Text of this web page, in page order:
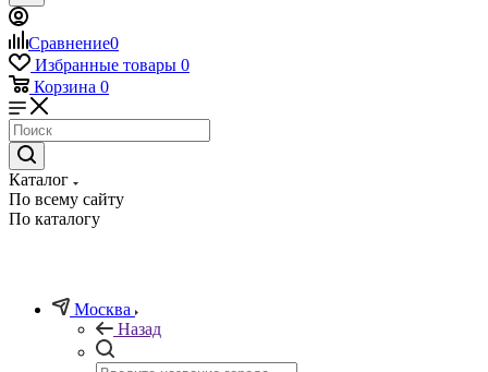
Сравнение0
Избранные товары 0
Корзина 0
Каталог
По всему сайту
По каталогу
Москва
Назад